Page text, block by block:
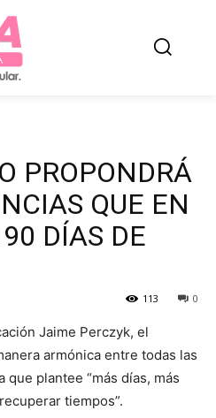
PROPONDRÁ
QUE EN
DÍAS DE
0
113
Jaime Perczyk, el
armónica entre todas las
plantee “más días, más
tiempos”.